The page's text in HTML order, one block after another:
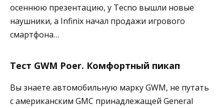
осеннюю презентацию, у Tecno вышли новые
наушники, а Infinix начал продажи игрового
смартфона…
Тест GWM Poer. Комфортный пикап
Вы знаете автомобильную марку GWM, не путать
с американским GMC принадлежащей General